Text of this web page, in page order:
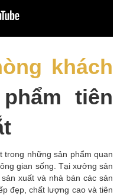
khách
tiên
trong những sản phẩm quan
gian sống. Tại xưởng sản
xuất và nhà bán các sản
đẹp, chất lượng cao và tiên